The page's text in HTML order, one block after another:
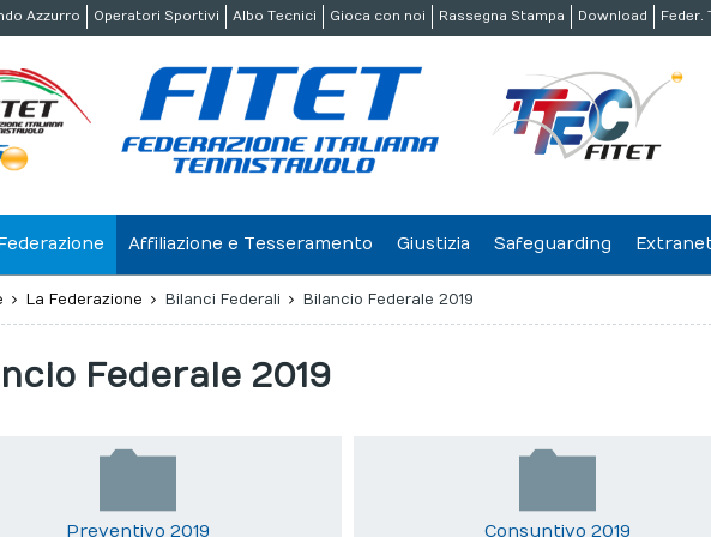
Azzurro Operatori Sportivi Albo Tecnici Gioca con noi Rassegna Stampa Download Feder.
Affiliazione e Tesseramento Giustizia Safeguarding
La Federazione Bilanci Federali Bilancio Federale 2019
Federale 2019
Preventivo 2019 Consuntivo 2019